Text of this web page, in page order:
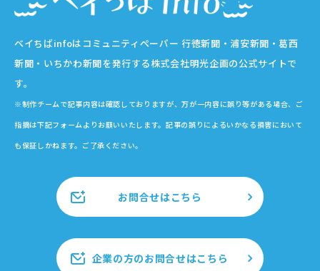
ベイちばinfoはコミュニティペーパー 行徳新聞・浦安新聞・葛西
新聞・いちかわ新聞を発行する株式会社明光企画の公式サイトで
す。
※制作チームで記事内容は確認しておりますが、万が一内容に誤り等がある場合、ご
指摘は下記フォームよりお願いいたします。記事の誤りによるいかなる損害において
も保証しかねます。ご了承ください。
お問合せはこちら
企業の方のお問合せはこちら